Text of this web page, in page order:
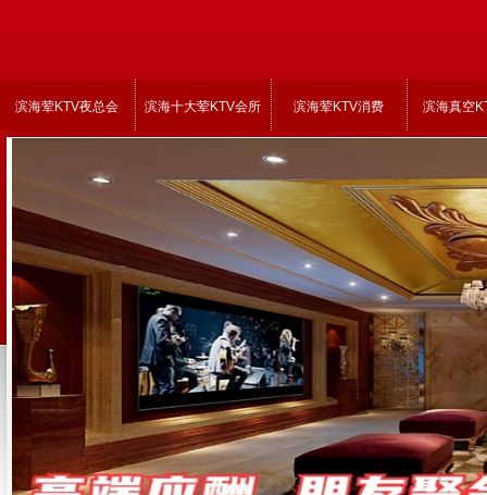
滨海荤KTV夜总会 滨海十大荤KTV会所 滨海荤KTV消费 滨海真空